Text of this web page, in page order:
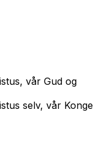
vår Gud og
selv, vår Konge